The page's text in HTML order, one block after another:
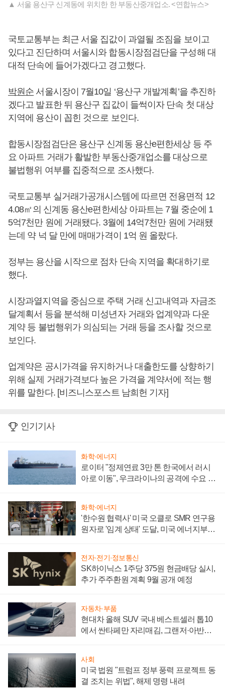
▲ 서울 용산구 신계동에 위치한 한 부동산중개업소. <연합뉴스>
국토교통부는 최근 서울 집값이 과열될 조짐을 보이고
있다고 진단하며 서울시와 합동시장점검단을 구성해 대
대적 단속에 들어가겠다고 경고했다.
박원순 서울시장이 7월10일 ‘용산구 개발계획’을 추진하
겠다고 발표한 뒤 용산구 집값이 들썩이자 단속 첫 대상
지역에 용산이 꼽힌 것으로 보인다.
합동시장점검단은 용산구 신계동 용산e편한세상 등 주
요 아파트 거래가 활발한 부동산중개업소를 대상으로
불법행위 여부를 집중적으로 조사했다.
국토교통부 실거래가공개시스템에 따르면 전용면적 12
4.08㎡의 신계동 용산e편한세상 아파트는 7월 중순에 1
5억7천만 원에 거래됐다. 3월에 14억7천만 원에 거래됐
는데 약 넉 달 만에 매매가격이 1억 원 올랐다.
정부는 용산을 시작으로 점차 단속 지역을 확대하기로
했다.
시장과열지역을 중심으로 주택 거래 신고내역과 자금조
달계획서 등을 분석해 미성년자 거래와 업계약과 다운
계약 등 불법행위가 의심되는 거래 등을 조사할 것으로
보인다.
업계약은 공시가격을 유지하거나 대출한도를 상향하기
위해 실제 거래가격보다 높은 가격을 계약서에 적는 행
위를 말한다. [비즈니스포스트 남희헌 기자]
인기기사
화학·에너지
로이터 "정제연료 3만 톤 한국에서 러시
아로 이동", 우크라이나의 공격에 수요 늘
화학·에너지
'한수원 협력사' 미국 오클로 SMR 연구용
원자로 '임계 상태' 도달, 미국 에너지부
전자·전기·정보통신
SK하이닉스 1주당 375원 현금배당 실시,
추가 주주환원 계획 9월 공개 예정
자동차·부품
현대차 올해 SUV 국내 베스트셀러 톱10
에서 싼타페만 자리매김, 그랜저·아반떼
사회
미국 법원 "트럼프 정부 풍력 프로젝트 동
결 조치는 위법", 해제 명령 내려